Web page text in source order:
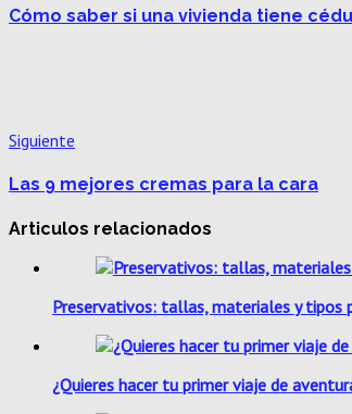
Cómo saber si una vivienda tiene
Siguiente
Las 9 mejores cremas para la cara
Articulos relacionados
Preservativos: tallas, materiales y tipos
¿Quieres hacer tu primer viaje de